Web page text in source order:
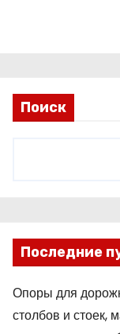
Поиск
Последние
Опоры для
столбов и стоек,